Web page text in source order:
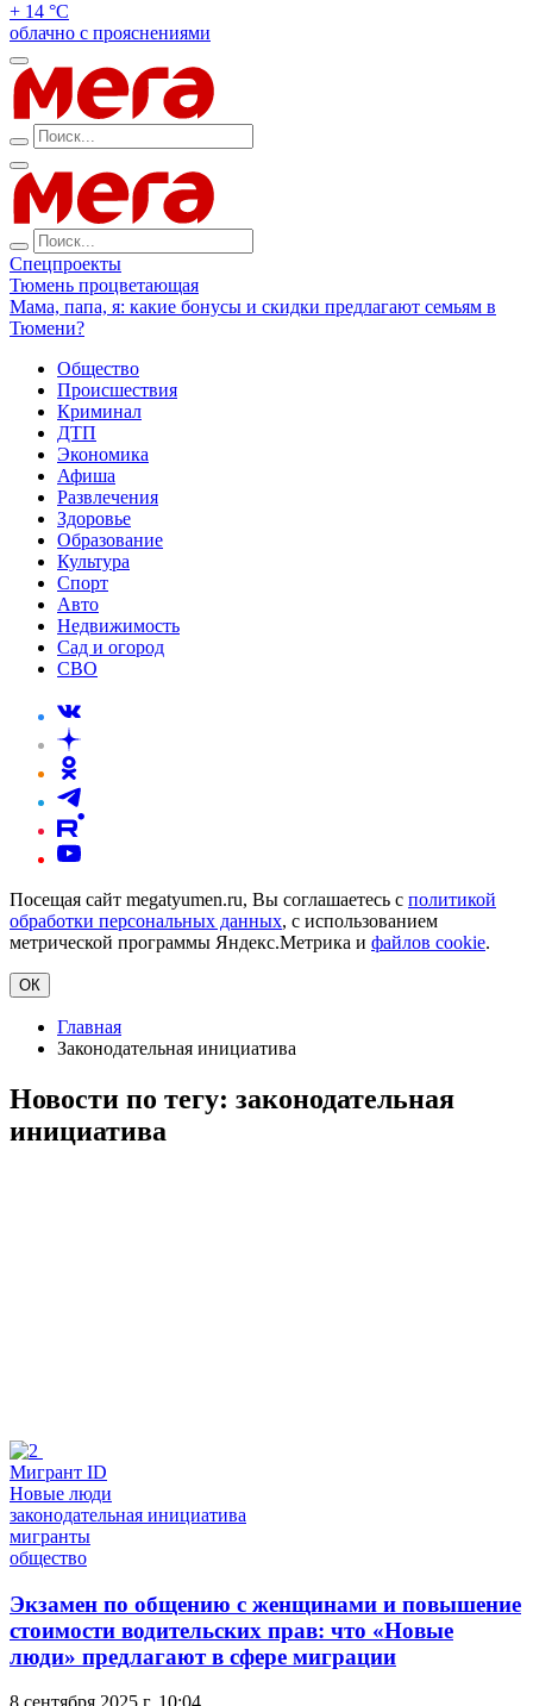
+ 14 °С
облачно с прояснениями
Спецпроекты
Тюмень процветающая
Мама, папа, я: какие бонусы и скидки предлагают семьям в
Тюмени?
Общество
Происшествия
Криминал
ДТП
Экономика
Афиша
Развлечения
Здоровье
Образование
Культура
Спорт
Авто
Недвижимость
Сад и огород
СВО
Посещая сайт megatyumen.ru, Вы соглашаетесь с политикой
обработки персональных данных, с использованием
метрической программы Яндекс.Метрика и файлов cookie.
ОК
Главная
Законодательная инициатива
Новости по тегу: законодательная
инициатива
Мигрант ID
Новые люди
законодательная инициатива
мигранты
общество
Экзамен по общению с женщинами и повышение
стоимости водительских прав: что «Новые
люди» предлагают в сфере миграции